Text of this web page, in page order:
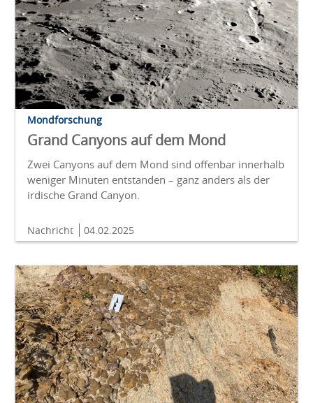
Mondforschung
Grand Canyons auf dem Mond
Zwei Canyons auf dem Mond sind offenbar innerhalb
weniger Minuten entstanden – ganz anders als der
irdische Grand Canyon.
Nachricht 04.02.2025